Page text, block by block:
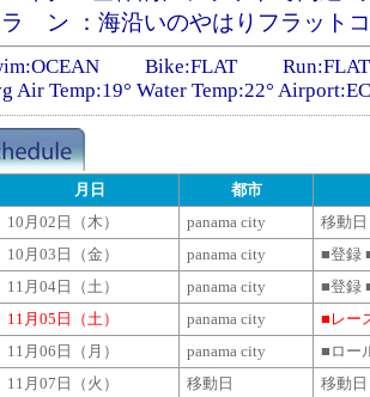
ラ ン
：海沿いのやはりフラット
Bike:FLAT Run:FLAT
Air Temp:19° Water Temp:22°
月日
都市
10月02日（木） panama city
移動日
10月03日（金） panama city
■登
11月04日（土） panama city
■登録
11月05日（土） panama city
■レー
11月06日（月） panama city ■ロー
11月07日（火） 移動日 移動